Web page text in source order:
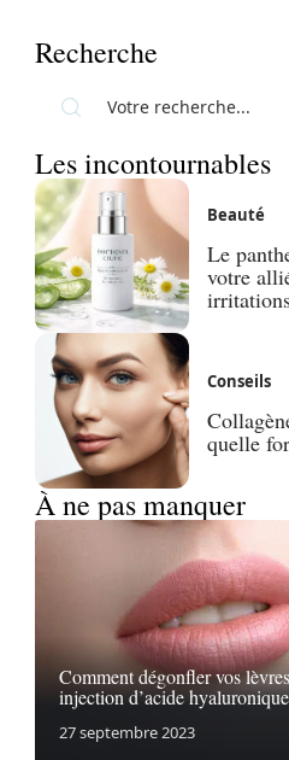
Recherche
Les incontournables
Beauté
Le
votre
Conseils
quelle
À ne pas manquer
Comment dégonfler vos
injection d’acide
27 septembre 2023